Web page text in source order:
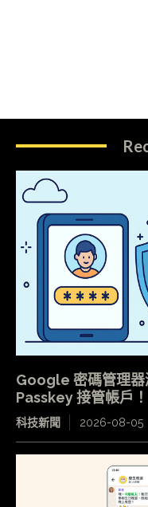
Google 密碼管理
Passkey 接管帳戶！
科技新聞 2026-08-05